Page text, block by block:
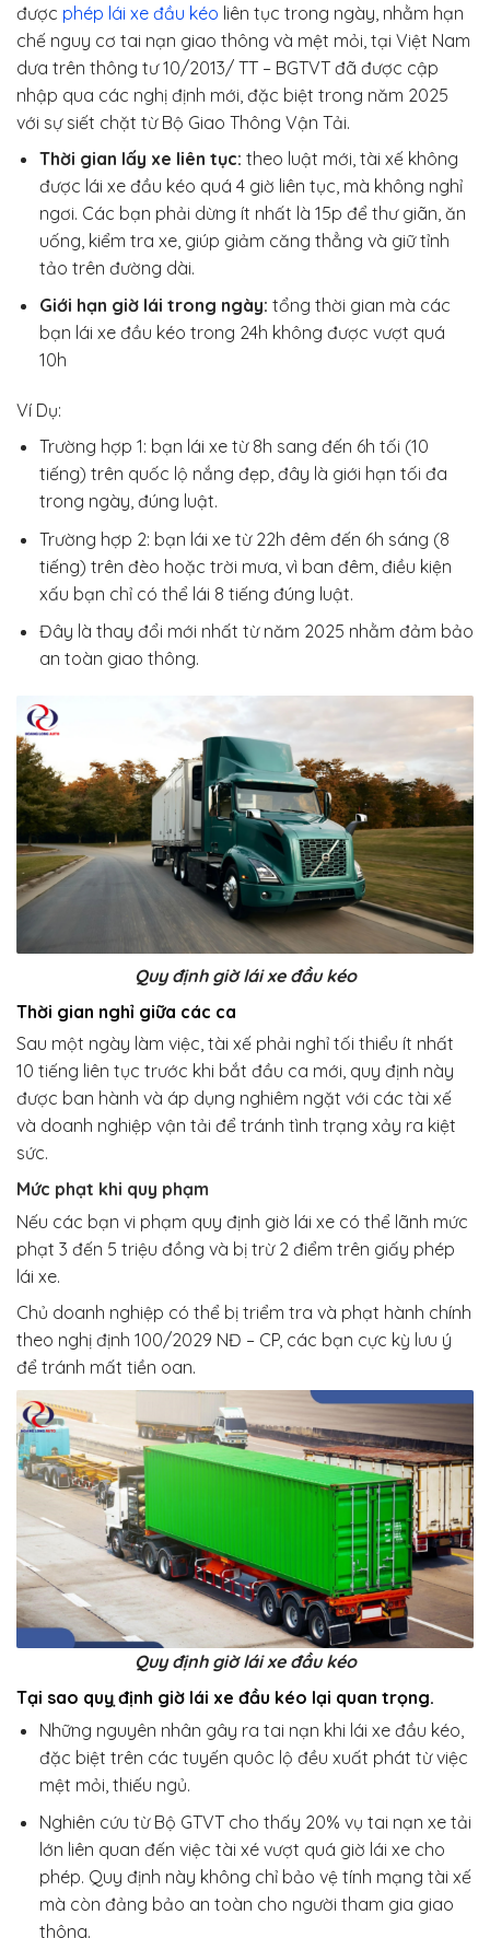
được phép lái xe đầu kéo liên tục trong ngày, nhằm hạn
chế nguy cơ tai nạn giao thông và mệt mỏi, tại Việt Nam
dưa trên thông tư 10/2013/ TT – BGTVT đã được cập
nhập qua các nghị định mới, đặc biệt trong năm 2025
với sự siết chặt từ Bộ Giao Thông Vận Tải.
Thời gian lấy xe liên tục: theo luật mới, tài xế không
được lái xe đầu kéo quá 4 giờ liên tục, mà không nghỉ
ngơi. Các bạn phải dừng ít nhất là 15p để thư giãn, ăn
uống, kiểm tra xe, giúp giảm căng thẳng và giữ tỉnh
tảo trên đường dài.
Giới hạn giờ lái trong ngày: tổng thời gian mà các
bạn lái xe đầu kéo trong 24h không được vượt quá
10h
Ví Dụ:
Trường hợp 1: bạn lái xe từ 8h sang đến 6h tối (10
tiếng) trên quốc lộ nắng đẹp, đây là giới hạn tối đa
trong ngày, đúng luật.
Trường hợp 2: bạn lái xe từ 22h đêm đến 6h sáng (8
tiếng) trên đèo hoặc trời mưa, vì ban đêm, điều kiện
xấu bạn chỉ có thể lái 8 tiếng đúng luật.
Đây là thay đổi mới nhất từ năm 2025 nhằm đảm bảo
an toàn giao thông.
Quy định giờ lái xe đầu kéo
Thời gian nghỉ giữa các ca
Sau một ngày làm việc, tài xế phải nghỉ tối thiểu ít nhất
10 tiếng liên tục trước khi bắt đầu ca mới, quy định này
được ban hành và áp dụng nghiêm ngặt với các tài xế
và doanh nghiệp vận tải để tránh tình trạng xảy ra kiệt
sức.
Mức phạt khi quy phạm
Nếu các bạn vi phạm quy định giờ lái xe có thể lãnh mức
phạt 3 đến 5 triệu đồng và bị trừ 2 điểm trên giấy phép
lái xe.
Chủ doanh nghiệp có thể bị triểm tra và phạt hành chính
theo nghị định 100/2029 NĐ – CP, các bạn cực kỳ lưu ý
để tránh mất tiền oan.
Quy định giờ lái xe đầu kéo
Tại sao quỵ định giờ lái xe đầu kéo lại quan trọng.
Những nguyên nhân gây ra tai nạn khi lái xe đầu kéo,
đặc biệt trên các tuyến quôc lộ đều xuất phát từ việc
mệt mỏi, thiếu ngủ.
Nghiên cứu từ Bộ GTVT cho thấy 20% vụ tai nạn xe tải
lớn liên quan đến việc tài xé vượt quá giờ lái xe cho
phép. Quy định này không chỉ bảo vệ tính mạng tài xế
mà còn đảng bảo an toàn cho người tham gia giao
thông.